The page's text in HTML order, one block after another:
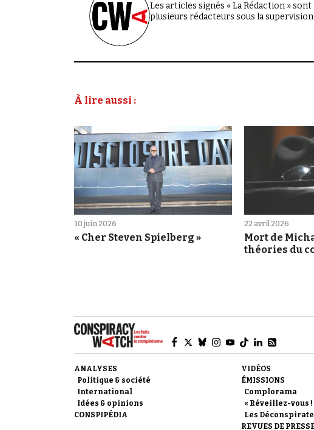
Les articles signés « La Rédaction »
plusieurs rédacteurs sous la
À lire aussi :
10 juin 2026
« Cher Steven Spielberg »
22 avril 2026
Mort de
théories du
ANALYSES
Politique & société
International
Idées & opinions
CONSPIPÉDIA
VIDÉOS
ÉMISSIONS
Complorama
« Réveillez-vous !
Les
REVUES DE